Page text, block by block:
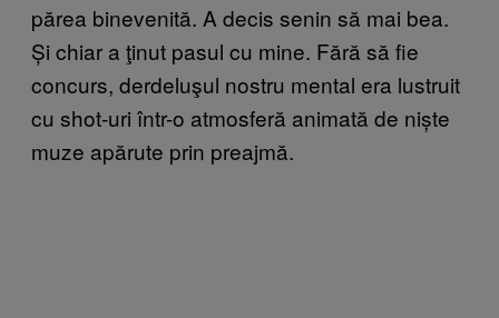
părea binevenită. A decis senin să mai bea.
Și chiar a ţinut pasul cu mine. Fără să fie
concurs, derdeluşul nostru mental era lustruit
cu shot-uri într-o atmosferă animată de niște
muze apărute prin preajmă.